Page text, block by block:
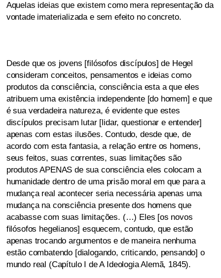
Aquelas ideias que existem como mera representação da
vontade imaterializada e sem efeito no concreto.
Desde que os jovens [filósofos discípulos] de Hegel
consideram conceitos, pensamentos e ideias como
produtos da consciência, consciência esta a que eles
atribuem uma existência independente [do homem] e que
é sua verdadeira natureza, é evidente que estes
discípulos precisam lutar [lidar, questionar e entender]
apenas com estas ilusões. Contudo, desde que, de
acordo com esta fantasia, a relação entre os homens,
seus feitos, suas correntes, suas limitações são
produtos APENAS de sua consciência eles colocam a
humanidade dentro de uma prisão moral em que para a
mudança real acontecer seria necessária apenas uma
mudança na consciência presente dos homens que
acabasse com suas limitações. (…) Eles [os novos
filósofos hegelianos] esquecem, contudo, que estão
apenas trocando argumentos e de maneira nenhuma
estão combatendo [dialogando, criticando, pensando] o
mundo real (Capítulo I de A Ideologia Alemã, 1845).